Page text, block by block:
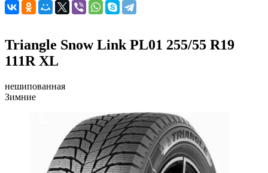
Triangle Snow Link PL01 255/55 R19
111R XL
нешипованная
Зимние